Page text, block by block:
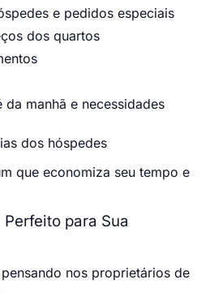
e pedidos especiais
dos quartos
da manhã e necessidades
dos hóspedes
que economiza seu tempo e
Perfeito para Sua
nos proprietários de